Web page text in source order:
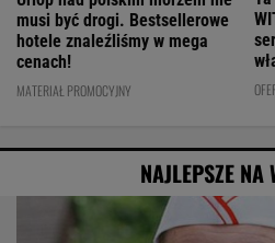
musi być drogi. Bestsellerowe
hotele znaleźliśmy w mega
cenach!
MATERIAŁ PROMOCYJNY
serca.
NAJLEPSZE NA